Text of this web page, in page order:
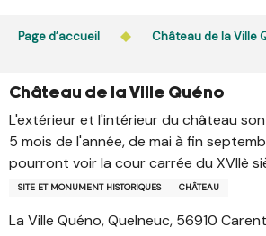
est interdit chaque jour de 21h à 5h
En savoir plus
Page d’accueil Château de la Ville
Château de la Ville Quéno
L'extérieur et l'intérieur du château
5 mois de l'année, de mai à fin
pourront voir la cour carrée du XVIIè
SITE ET MONUMENT HISTORIQUES CHÂTEAU
La Ville Quéno, Quelneuc, 56910